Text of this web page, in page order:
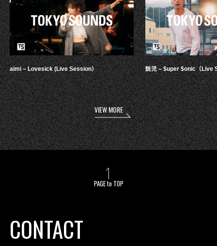
aimi – Lovesick (Live Session） 鋭児 – $uper $onic（Live
VIEW MORE
PAGE to TOP
CONTACT